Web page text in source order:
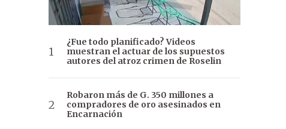
¿Fue todo planificado? Videos
muestran el actuar de los supuestos
autores del atroz crimen de Roselin
Robaron más de G. 350 millones a
compradores de oro asesinados en
Encarnación